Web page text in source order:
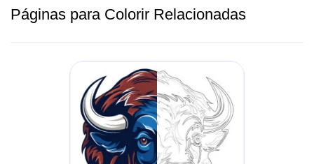
Páginas para Colorir Relacionadas